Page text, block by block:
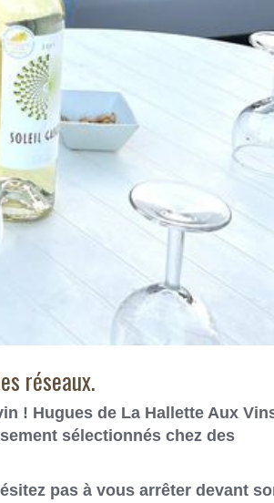
réseaux.
! Hugues de La Hallette Aux
sélectionnés chez des
pas à vous arrêter devant